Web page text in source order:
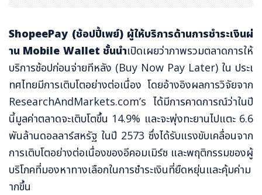
ShopeePay (ช้อปปี้เพย์) ผู้ให้บริการด้านการชำระเงินผ่
าน Mobile Walletชั้นนำเปิดเผยว่าภาพรวมตลาดการให้
บริการช้อปก่อนจ่ายทีหลัง (Buy Now Pay Later) ใน ประเ
ทศไทยมีการเติบโตอย่างต่อเนื่อง โดยอ้างอิงผลการวิจัยจาก
ResearchAndMarkets.com’s ได้มีการคาดการณ์ว่าในปี
นี้มูลค่าตลาดจะเติบโตขึ้น 14.9% และจะพุ่งทะยานไปแตะ 6.6
พันล้านดอลลาร์สหรัฐ ในปี 2573 ซึ่งได้รับแรงขับเคลื่อนจาก
การเติบโตอย่างต่อเนื่องของอีคอมเมิร์ซ และพฤติกรรมของผู้
บริโภคที่มองหาทางเลือกในการชำระเงินที่ยืดหยุ่นและคุ้มค่าม
ากขึ้น